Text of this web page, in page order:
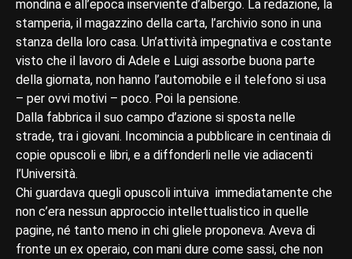
mondina e all’epoca inserviente d’albergo. La redazione, la
stamperia, il magazzino della carta, l’archivio sono in una
stanza della loro casa. Un’attività impegnativa e costante
visto che il lavoro di Adele e Luigi assorbe buona parte
della giornata, non hanno l’automobile e il telefono si usa
– per ovvi motivi – poco. Poi la pensione.
Dalla fabbrica il suo campo d’azione si sposta nelle
strade, tra i giovani. Incomincia a pubblicare in centinaia di
copie opuscoli e libri, e a diffonderli nelle vie adiacenti
l’Università.
Chi guardava quegli opuscoli intuiva immediatamente che
non c’era nessun approccio intellettualistico in quelle
pagine, né tanto meno in chi gliele proponeva. Aveva di
fronte un ex operaio, con mani dure come sassi, che non